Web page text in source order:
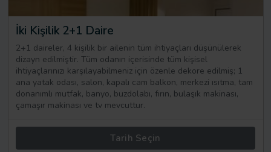
İki Kişilik 2+1 Daire
2+1 daireler, 4 kişilik bir ailenin tüm ihtiyaçları düşünülerek
dizayn edilmiştir. Tüm odanın içerisinde tüm kişisel
ihtiyaçlarınızı karşılayabilmeniz için özenle dekore edilmiş; 1
ana yatak odası, salon, kapalı cam balkon, merkezi ısıtma, tam
donanımlı mutfak, banyo, buzdolabı, fırın, bulaşık makinası,
çamaşır makinası ve tv mevcuttur.
Tarih Seçin